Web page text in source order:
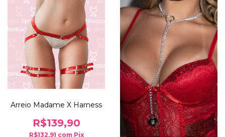
Arreio Madame X Harness
R$139,90
R$132,91 com Pix